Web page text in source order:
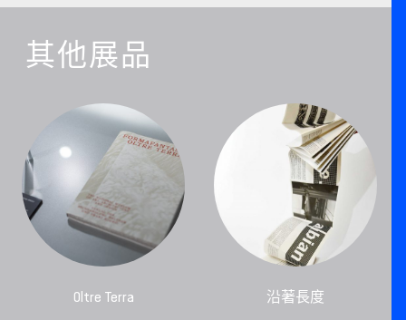
其他展品
Oltre Terra 沿著長度